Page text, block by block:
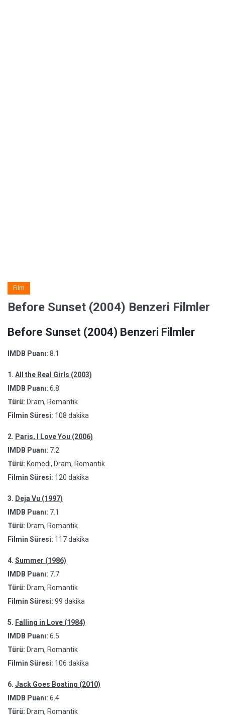
Film
Before Sunset (2004) Benzeri Filmler
Before Sunset (2004) Benzeri Filmler
IMDB Puanı: 8.1
1. All the Real Girls (2003)
IMDB Puanı: 6.8
Türü: Dram, Romantik
Filmin Süresi: 108 dakika
2. Paris, I Love You (2006)
IMDB Puanı: 7.2
Türü: Komedi, Dram, Romantik
Filmin Süresi: 120 dakika
3. Deja Vu (1997)
IMDB Puanı: 7.1
Türü: Dram, Romantik
Filmin Süresi: 117 dakika
4. Summer (1986)
IMDB Puanı: 7.7
Türü: Dram, Romantik
Filmin Süresi: 99 dakika
5. Falling in Love (1984)
IMDB Puanı: 6.5
Türü: Dram, Romantik
Filmin Süresi: 106 dakika
6. Jack Goes Boating (2010)
IMDB Puanı: 6.4
Türü: Dram, Romantik